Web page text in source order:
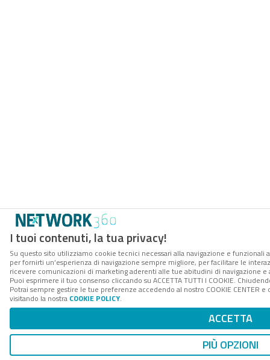
I tuoi contenuti, la tua privacy!
Su questo sito utilizziamo cookie tecnici necessari alla navigazione e funzionali
per fornirti un’esperienza di navigazione sempre migliore, per facilitare le
ricevere comunicazioni di marketing aderenti alle tue abitudini di navigazione e
Puoi esprimere il tuo consenso cliccando su ACCETTA TUTTI I COOKIE.
Potrai sempre gestire le tue preferenze accedendo al nostro COOKIE
visitando la nostra COOKIE POLICY.
ACCETTA
PIÙ OPZIONI